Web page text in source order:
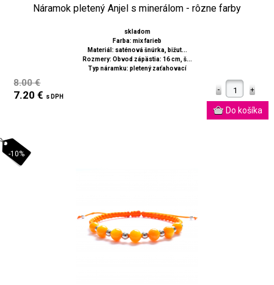
Náramok pletený Anjel s minerálom - rôzne farby
skladom
Farba: mix farieb
Materiál: saténová šnúrka, bižut...
Rozmery: Obvod zápästia: 16 cm, š...
Typ náramku: pletený zaťahovací
8.00 €
7.20 € s DPH
-10%